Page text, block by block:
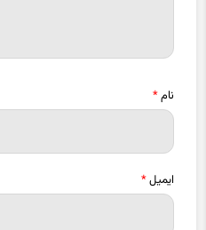
ایمیل*